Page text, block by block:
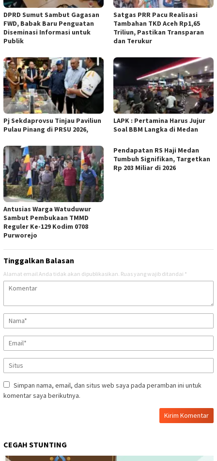
DPRD Sumut Sambut Gagasan
FWD, Babak Baru Penguatan
Diseminasi Informasi untuk
Publik
Satgas PRR Pacu Realisasi
Tambahan TKD Aceh Rp1,65
Triliun, Pastikan Transparan
dan Terukur
Pj Sekdaprovsu Tinjau Paviliun
Pulau Pinang di PRSU 2026,
LAPK : Pertamina Harus Jujur
Soal BBM Langka di Medan
Antusias Warga Watuduwur
Sambut Pembukaan TMMD
Reguler Ke-129 Kodim 0708
Purworejo
Pendapatan RS Haji Medan
Tumbuh Signifikan, Targetkan
Rp 203 Miliar di 2026
Tinggalkan Balasan
Alamat email Anda tidak akan dipublikasikan. Ruas yang wajib ditandai *
Simpan nama, email, dan situs web saya pada peramban ini untuk
komentar saya berikutnya.
CEGAH STUNTING